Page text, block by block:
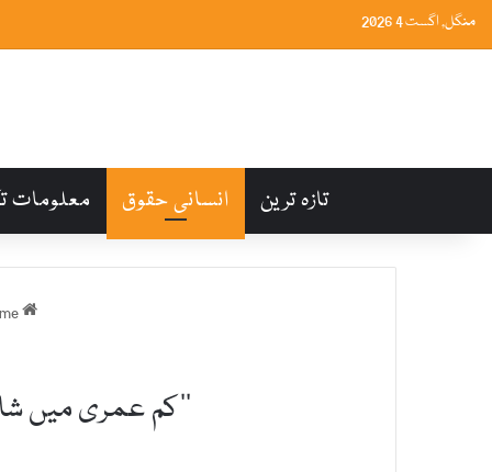
منگل, اگست 4 2026
تازہ ترین انسانی حقوق معلومات
Home
’’کم عمری میں